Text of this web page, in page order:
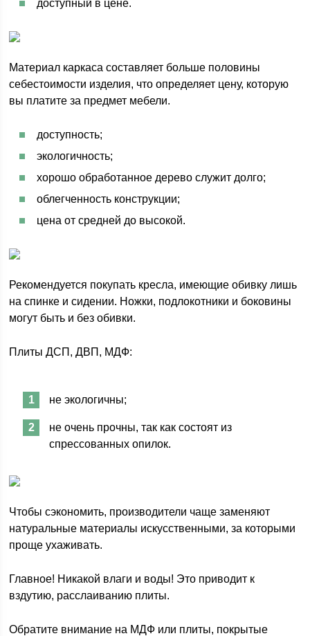
доступный в цене.
Материал каркаса составляет больше половины
себестоимости изделия, что определяет цену, которую
вы платите за предмет мебели.
доступность;
экологичность;
хорошо обработанное дерево служит долго;
облегченность конструкции;
цена от средней до высокой.
Рекомендуется покупать кресла, имеющие обивку лишь
на спинке и сидении. Ножки, подлокотники и боковины
могут быть и без обивки.
Плиты ДСП, ДВП, МДФ:
не экологичны;
не очень прочны, так как состоят из
спрессованных опилок.
Чтобы сэкономить, производители чаще заменяют
натуральные материалы искусственными, за которыми
проще ухаживать.
Главное! Никакой влаги и воды! Это приводит к
вздутию, расслаиванию плиты.
Обратите внимание на МДФ или плиты, покрытые